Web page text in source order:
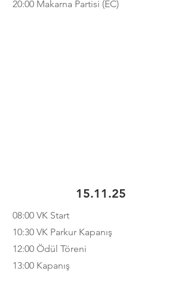
20:00 Makarna Partisi (EC)
15.11.25
08:00 VK Start
10:30 VK Parkur Kapanış
12:00 Ödül Töreni
13:00 Kapanış